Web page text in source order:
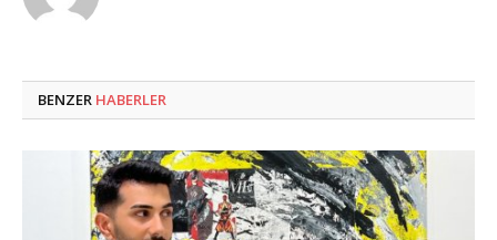
BENZER HABERLER